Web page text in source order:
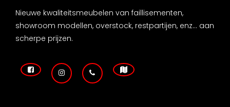
Nieuwe kwaliteitsmeubelen van faillisementen,
showroom modellen, overstock, restpartijen, enz... aan
scherpe prijzen.